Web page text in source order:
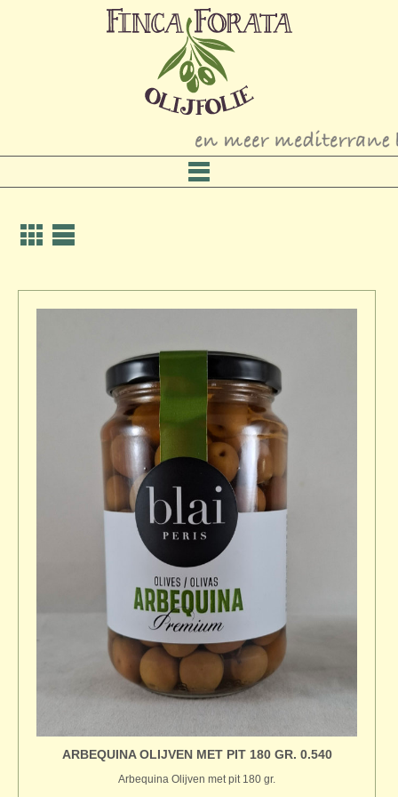
ARBEQUINA OLIJVEN MET PIT 180 GR. 0.540
Arbequina Olijven met pit 180 gr.